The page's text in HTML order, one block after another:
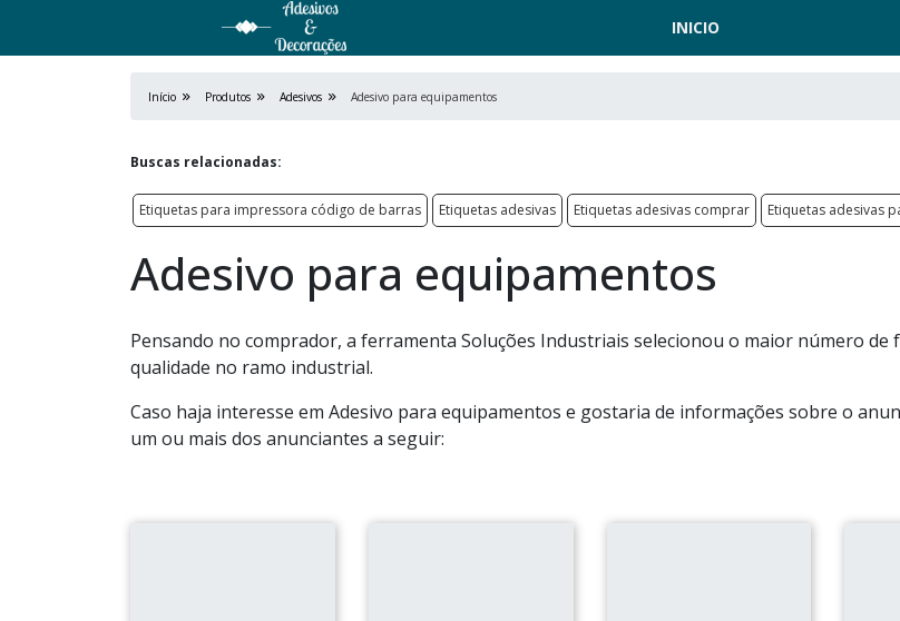
INICIO
Início Produtos Adesivos Adesivo para equipamentos
Buscas relacionadas:
Etiquetas para impressora código de barras Etiquetas adesivas Etiquetas adesivas comprar Etiquetas adesivas
Adesivo para equipamentos
Pensando no comprador, a ferramenta Soluções Industriais selecionou o maior número de
qualidade no ramo industrial.
Caso haja interesse em Adesivo para equipamentos e gostaria de informações sobre o
um ou mais dos anunciantes a seguir: